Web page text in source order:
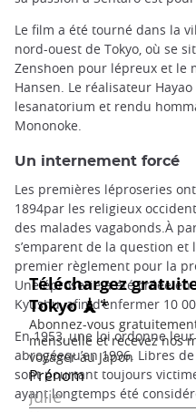
Le film a été tourné dans la
nord-ouest de Tokyo, où se
Zenshoen pour lépreux et le
Hansen. Le réalisateur
lesanatorium et rendu
Mononoke.
Un internement forcé
Les premières léproseries
1894par les religieux
des malades vagabonds.À
s’emparent de la question et
premier règlement pour la
Uneléproserie a été créée en
Kyushu, afin d’enfermer 10
En 1953, une loi ordonne
abrogéequ’en 1996. Libres
sont pourtant toujours
ayant longtemps été